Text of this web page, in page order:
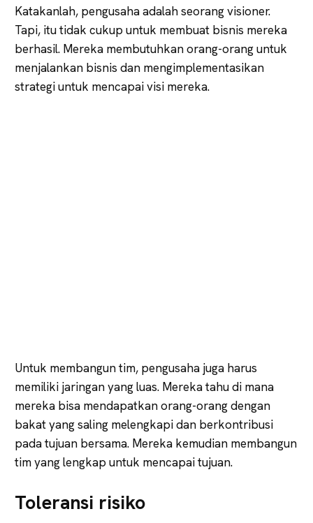
Katakanlah, pengusaha adalah seorang visioner.
Tapi, itu tidak cukup untuk membuat bisnis mereka
berhasil. Mereka membutuhkan orang-orang untuk
menjalankan bisnis dan mengimplementasikan
strategi untuk mencapai visi mereka.
Untuk membangun tim, pengusaha juga harus
memiliki jaringan yang luas. Mereka tahu di mana
mereka bisa mendapatkan orang-orang dengan
bakat yang saling melengkapi dan berkontribusi
pada tujuan bersama. Mereka kemudian membangun
tim yang lengkap untuk mencapai tujuan.
Toleransi risiko